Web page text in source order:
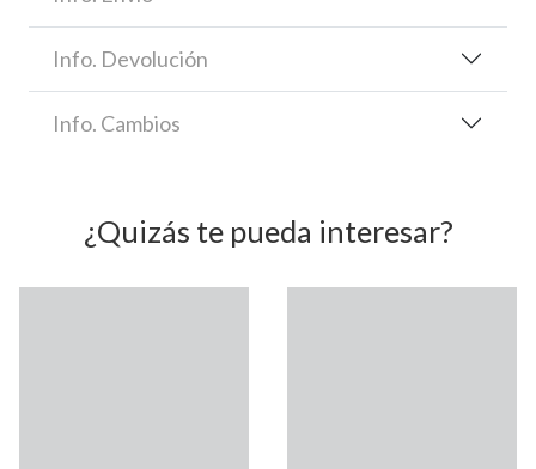
Info. Devolución
Info. Cambios
¿Quizás te pueda interesar?